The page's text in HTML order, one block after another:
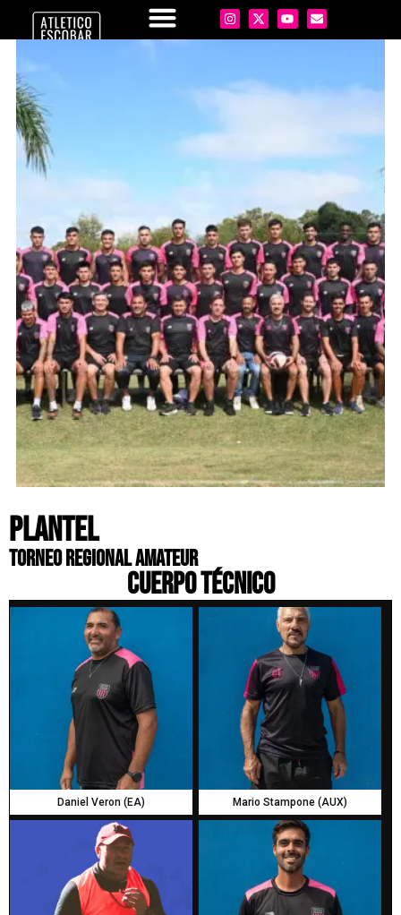
PLANTEL
Torneo Regional Amateur
CUERPO TÉCNICO
Daniel Veron (EA) Mario Stampone (AUX)